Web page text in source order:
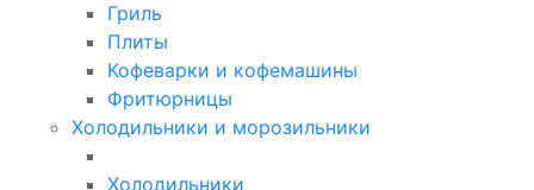
Гриль
Плиты
Кофеварки и кофемашины
Фритюрницы
Холодильники и морозильники
Холодильники